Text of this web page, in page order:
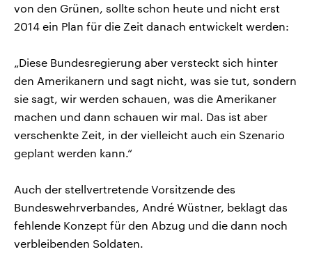
von den Grünen, sollte schon heute und nicht erst
2014 ein Plan für die Zeit danach entwickelt werden:
„Diese Bundesregierung aber versteckt sich hinter
den Amerikanern und sagt nicht, was sie tut, sondern
sie sagt, wir werden schauen, was die Amerikaner
machen und dann schauen wir mal. Das ist aber
verschenkte Zeit, in der vielleicht auch ein Szenario
geplant werden kann.“
Auch der stellvertretende Vorsitzende des
Bundeswehrverbandes, André Wüstner, beklagt das
fehlende Konzept für den Abzug und die dann noch
verbleibenden Soldaten.